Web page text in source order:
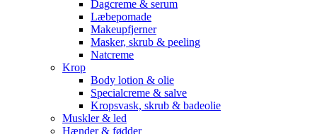
Dagcreme & serum
Læbepomade
Makeupfjerner
Masker, skrub & peeling
Natcreme
Krop
Body lotion & olie
Specialcreme & salve
Kropsvask, skrub & badeolie
Muskler & led
Hænder & fødder